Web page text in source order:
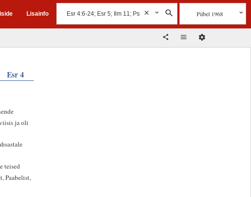
Lisainfo Piibel 1968
Esr 4
ja oli
teised
Paabelist,